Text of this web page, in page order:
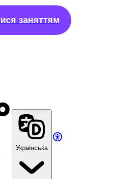
заняттям
Українська